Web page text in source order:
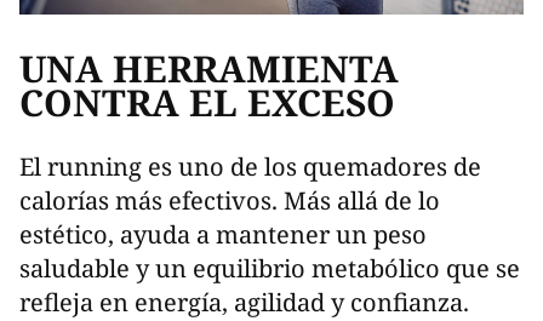
UNA HERRAMIENTA
CONTRA EL EXCESO
El running es uno de los quemadores de
calorías más efectivos. Más allá de lo
estético, ayuda a mantener un peso
saludable y un equilibrio metabólico que se
refleja en energía, agilidad y confianza.